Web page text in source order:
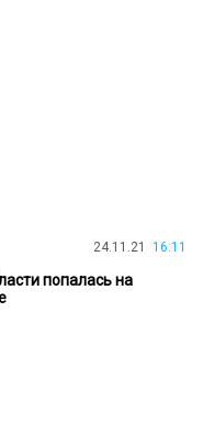
24.11.21 16:11
попалась на